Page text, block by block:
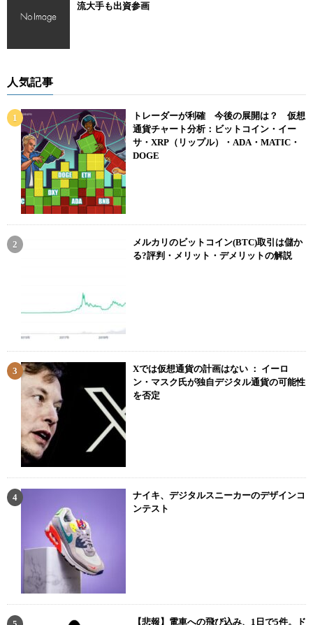
流大手も出資参画
人気記事
トレーダーが利確 今後の展開は？ 仮想
通貨チャート分析：ビットコイン・イー
サ・XRP（リップル）・ADA・MATIC・
DOGE
メルカリのビットコイン(BTC)取引は儲か
る?評判・メリット・デメリットの解説
Xでは仮想通貨の計画はない ： イーロ
ン・マスク氏が独自デジタル通貨の可能性
を否定
ナイキ、デジタルスニーカーのデザインコ
ンテスト
【悲報】電車への飛び込み、1日で5件。ド